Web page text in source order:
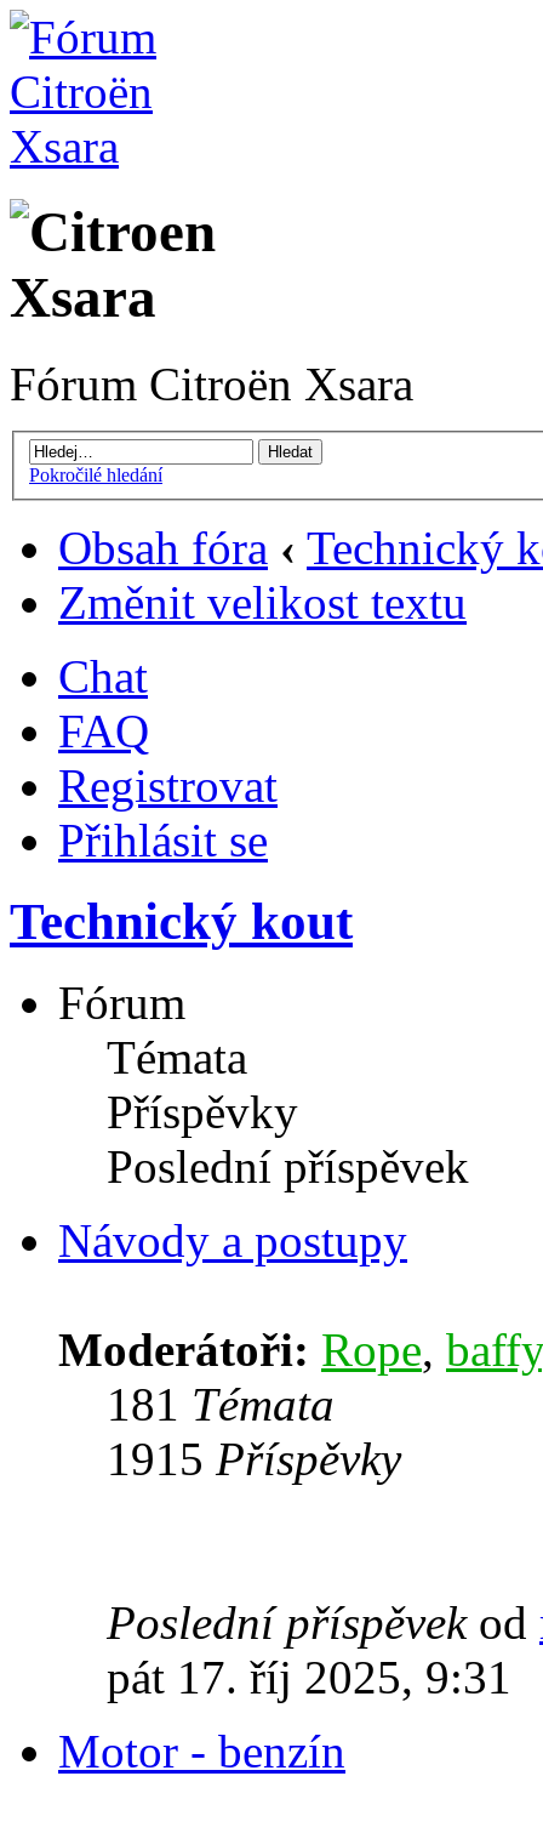
Fórum Citroën Xsara
Pokročilé hledání
Obsah fóra ‹ Technický
Změnit velikost textu
Chat
FAQ
Registrovat
Přihlásit se
Technický kout
Fórum
Témata
Příspěvky
Poslední příspěvek
Návody a postupy
Moderátoři: Rope, baffy
181 Témata
1915 Příspěvky
Poslední příspěvekod
pát 17. říj 2025, 9:31
Motor - benzín